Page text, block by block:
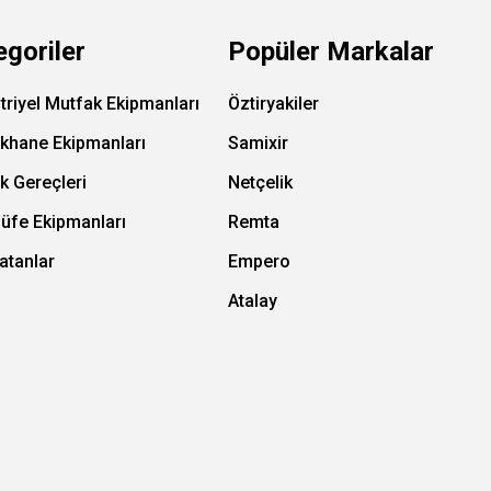
Mutfak Ekipmanları
Ekipmanları
Gereçleri
Ekipmanları
Popüler Markalar
Öztiryakiler
Samixir
Netçelik
Remta
Empero
Atalay